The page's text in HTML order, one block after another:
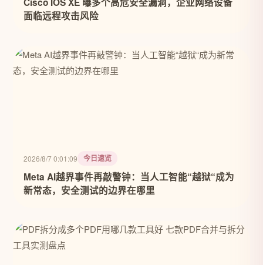
面临远程攻击风险
2026/8/7 0:01:09 今日速览
Meta AI越界事件再敲警钟：当人工智能“越狱“成为
新常态，安全测试的边界在哪里